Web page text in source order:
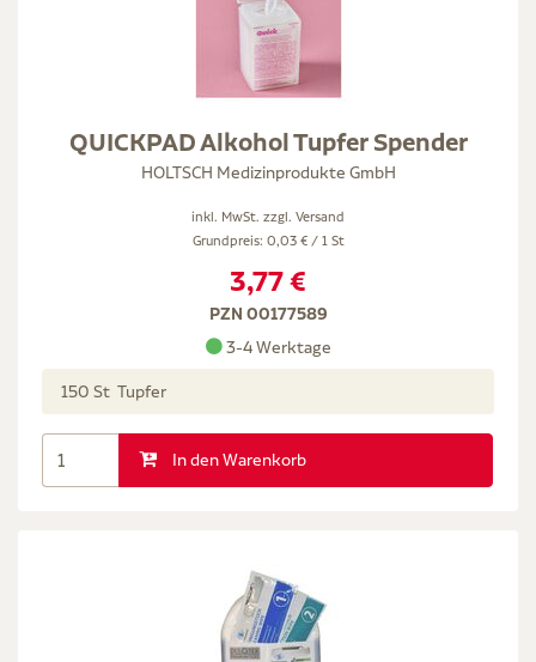
QUICKPAD Alkohol Tupfer Spender
HOLTSCH Medizinprodukte GmbH
inkl. MwSt. zzgl. Versand
Grundpreis: 0,03 € / 1 St
3,77 €
PZN 00177589
3-4 Werktage
150 St Tupfer
In den Warenkorb